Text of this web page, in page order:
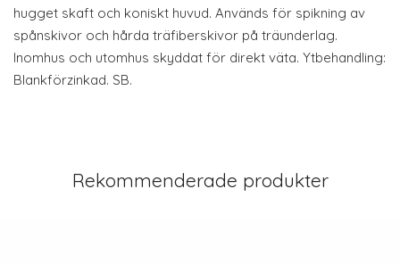
hugget skaft och koniskt huvud. Används för spikning av
spånskivor och hårda träfiberskivor på träunderlag.
Inomhus och utomhus skyddat för direkt väta. Ytbehandling:
Blankförzinkad. SB.
Rekommenderade produkter